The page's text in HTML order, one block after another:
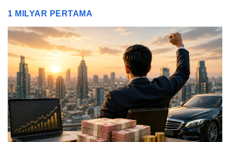
1 MILYAR PERTAMA